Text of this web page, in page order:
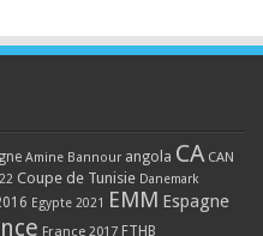
Amine Bannour angola CA CAN
Coupe de Tunisie Danemark
Egypte 2021 EMM Espagne
France 2017 FTHB